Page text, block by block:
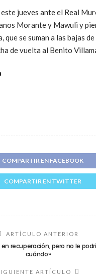
jueves ante el Real
Morante y Mawuli y
que se suman a las bajas
de vuelta al Benito
COMPARTIR EN FACEBOOK
COMPARTIR EN TWITTER
ARTÍCULO ANTERIOR
en recuperación, pero no le
cuándo»
ARTÍCULO